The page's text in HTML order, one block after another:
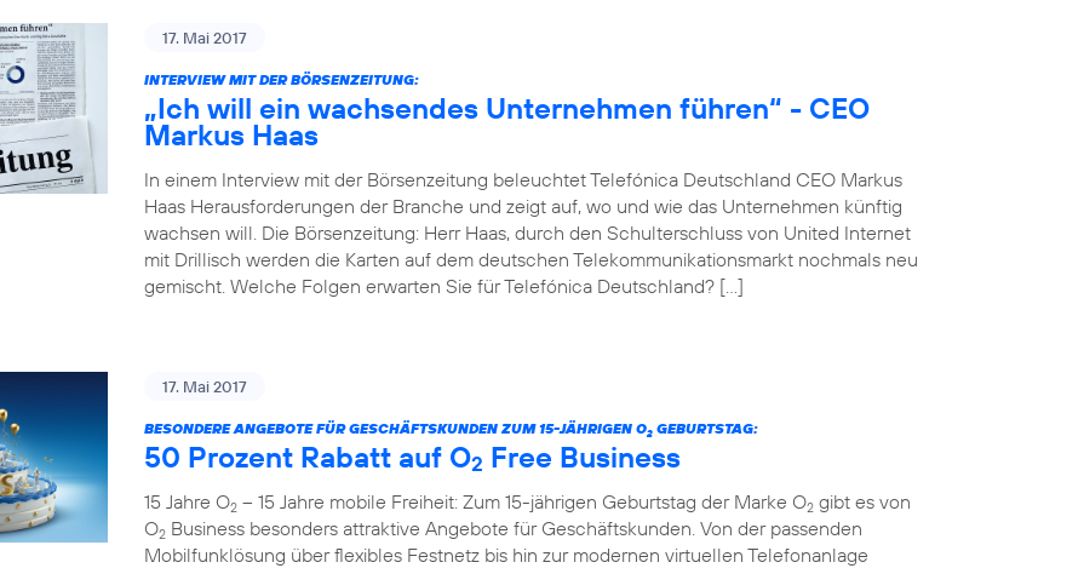
17. Mai 2017
INTERVIEW MIT DER BÖRSENZEITUNG:
„Ich will ein wachsendes Unternehmen führen“ - CEO
Markus Haas
In einem Interview mit der Börsenzeitung beleuchtet Telefónica Deutschland CEO Markus
Haas Herausforderungen der Branche und zeigt auf, wo und wie das Unternehmen künftig
wachsen will. Die Börsenzeitung: Herr Haas, durch den Schulterschluss von United Internet
mit Drillisch werden die Karten auf dem deutschen Telekommunikationsmarkt nochmals neu
gemischt. Welche Folgen erwarten Sie für Telefónica Deutschland? […]
17. Mai 2017
BESONDERE ANGEBOTE FÜR GESCHÄFTSKUNDEN ZUM 15-JÄHRIGEN O2 GEBURTSTAG:
50 Prozent Rabatt auf O2 Free Business
15 Jahre O2 – 15 Jahre mobile Freiheit: Zum 15-jährigen Geburtstag der Marke O2 gibt es von
O2 Business besonders attraktive Angebote für Geschäftskunden. Von der passenden
Mobilfunklösung über flexibles Festnetz bis hin zur modernen virtuellen Telefonanlage